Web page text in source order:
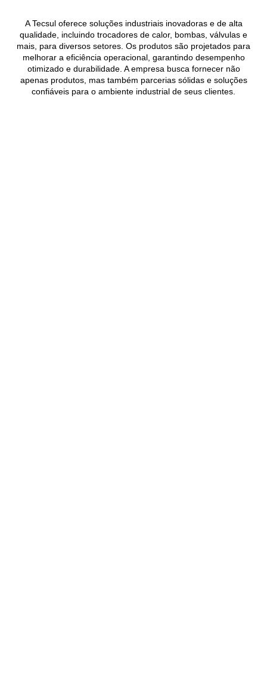
A Tecsul oferece soluções industriais inovadoras e de alta
qualidade, incluindo trocadores de calor, bombas, válvulas e
mais, para diversos setores. Os produtos são projetados para
melhorar a eficiência operacional, garantindo desempenho
otimizado e durabilidade. A empresa busca fornecer não
apenas produtos, mas também parcerias sólidas e soluções
confiáveis para o ambiente industrial de seus clientes.